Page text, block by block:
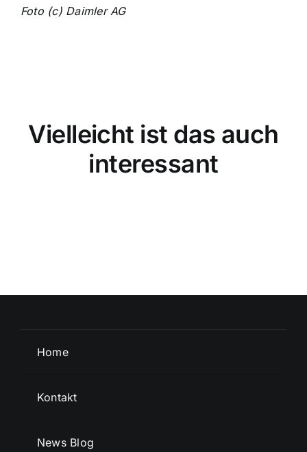
Foto (c) Daimler AG
Vielleicht ist das auch
interessant
Home
Kontakt
News Blog